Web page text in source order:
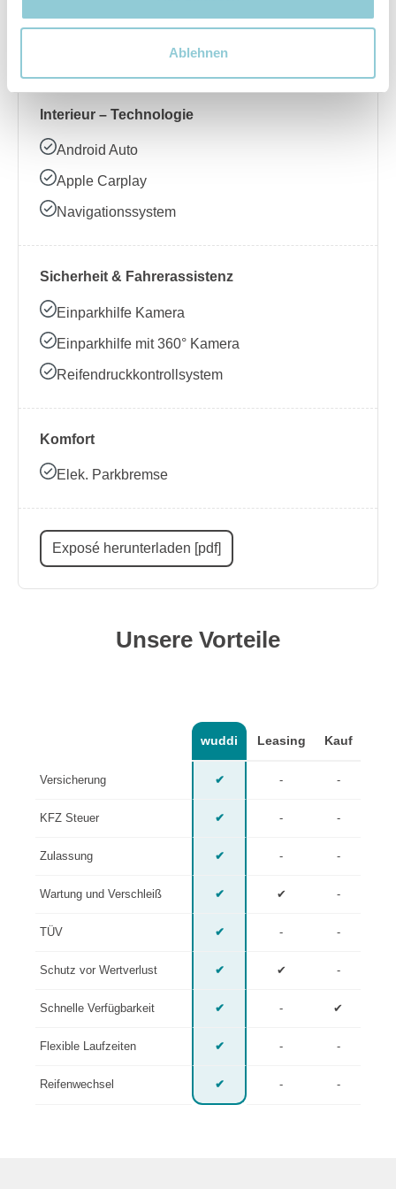
Ablehnen
Beheizbares Lenkrad
Interieur – Technologie
Android Auto
Apple Carplay
Navigationssystem
Sicherheit & Fahrerassistenz
Einparkhilfe Kamera
Einparkhilfe mit 360° Kamera
Reifendruckkontrollsystem
Komfort
Elek. Parkbremse
Exposé herunterladen [pdf]
Unsere Vorteile
wuddi Leasing Kauf
Versicherung ✔ - -
KFZ Steuer ✔ - -
Zulassung ✔ - -
Wartung und Verschleiß ✔ ✔ -
TÜV ✔ - -
Schutz vor Wertverlust ✔ ✔ -
Schnelle Verfügbarkeit ✔ - ✔
Flexible Laufzeiten ✔ - -
Reifenwechsel ✔ - -